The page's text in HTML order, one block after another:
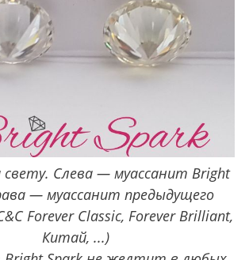
Слева — муассанит Bright
— муассанит предыдущего
Forever Classic, Forever Brilliant,
Китай, ...)